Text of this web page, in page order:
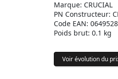
Marque: CRUCIAL
PN Constructeur:
Code EAN:
Poids brut: 0.1 kg
Voir évolution du